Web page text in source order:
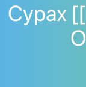
Сурах